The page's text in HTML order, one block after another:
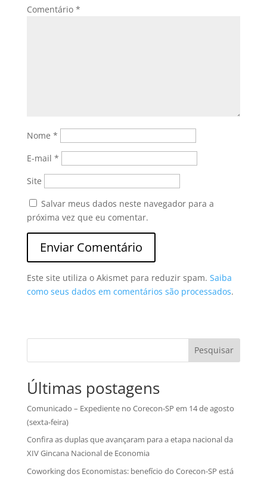
Comentário *
Nome *
E-mail *
Site
Salvar meus dados neste navegador para a
próxima vez que eu comentar.
Este site utiliza o Akismet para reduzir spam. Saiba
como seus dados em comentários são processados.
Pesquisar
Últimas postagens
Comunicado – Expediente no Corecon-SP em 14 de agosto
(sexta-feira)
Confira as duplas que avançaram para a etapa nacional da
XIV Gincana Nacional de Economia
Coworking dos Economistas: benefício do Corecon-SP está